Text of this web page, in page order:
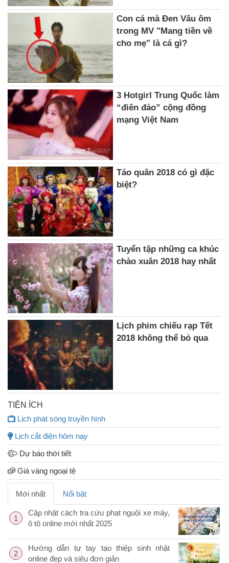
Con cá mà Đen Vâu ôm
trong MV "Mang tiền về
cho mẹ" là cá gì?
3 Hotgirl Trung Quốc làm
“điên đảo” cộng đồng
mạng Việt Nam
Táo quân 2018 có gì đặc
biệt?
Tuyển tập những ca khúc
chào xuân 2018 hay nhất
Lịch phim chiếu rạp Tết
2018 không thể bỏ qua
TIỆN ÍCH
Lịch phát sóng truyền hình
Lịch cắt điện hôm nay
Dự báo thời tiết
Giá vàng ngoại tệ
Mới nhất Nổi bật
1
Cập nhật cách tra cứu phạt nguội xe máy,
ô tô online mới nhất 2025
2
Hướng dẫn tự tay tạo thiệp sinh nhật
online đẹp và siêu đơn giản